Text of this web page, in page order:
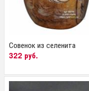
Совенок из селенита
322 руб.